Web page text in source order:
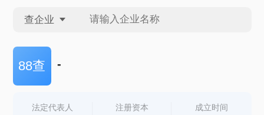
查企业
查企业
88查 -
法定代表人 注册资本 成立时间